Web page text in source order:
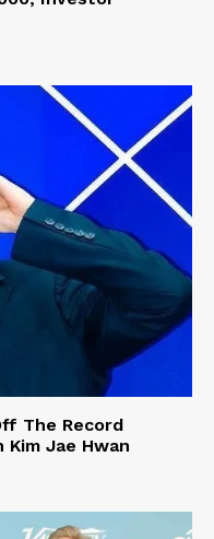
The Record
Jae Hwan